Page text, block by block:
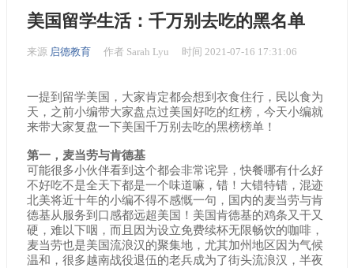
美国留学生活：千万别去吃的黑名单
来源 启德教育 作者 Sarah Lyu 时间 2021-07-16 17:31:06
一提到留学美国，大家肯定都会想到衣食住行，民以食为
天，之前小编带大家盘点过美国好吃的红榜，今天小编就
来带大家复盘一下美国千万别去吃的黑榜榜单！
第一，麦当劳与肯德基
可能很多小伙伴看到这个都会非常诧异，快餐哪有什么好
不好吃不是全天下都是一个味道嘛，错！大错特错，混迹
北美将近十年的小编不得不感慨一句，国内的麦当劳与肯
德基从服务到口感都远超美国！美国肯德基的鸡条又干又
硬，难以下咽，而且因为设立免费续杯无限畅饮的咖啡，
麦当劳也是美国流浪汉的聚集地，尤其加州地区因为气候
温和，很多越南战役退伍的老兵成为了街头流浪汉，半夜